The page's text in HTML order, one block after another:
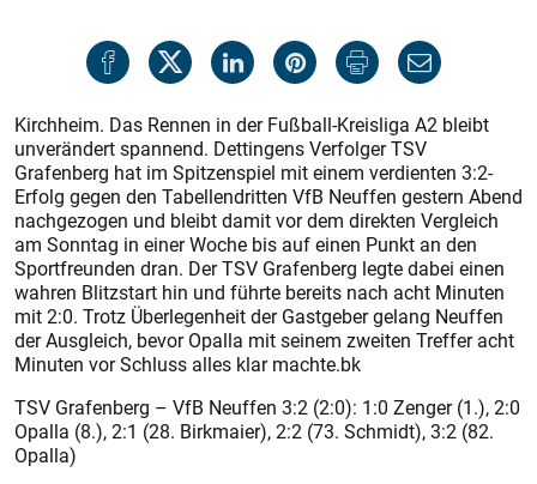
Kirchheim. Das Rennen in der Fußball-Kreisliga A2 bleibt
unverändert spannend. Dettingens Verfolger TSV
Grafenberg hat im Spitzenspiel mit einem verdienten 3:2-
Erfolg gegen den Tabellendritten VfB Neuffen gestern Abend
nachgezogen und bleibt damit vor dem direkten Vergleich
am Sonntag in einer Woche bis auf einen Punkt an den
Sportfreunden dran. Der TSV Grafenberg legte dabei einen
wahren Blitzstart hin und führte bereits nach acht Minuten
mit 2:0. Trotz Überlegenheit der Gastgeber gelang Neuffen
der Ausgleich, bevor Opalla mit seinem zweiten Treffer acht
Minuten vor Schluss alles klar machte.bk
TSV Grafenberg – VfB Neuffen 3:2 (2:0): 1:0 Zenger (1.), 2:0
Opalla (8.), 2:1 (28. Birkmaier), 2:2 (73. Schmidt), 3:2 (82.
Opalla)